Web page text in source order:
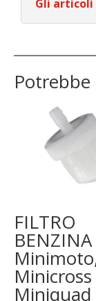
Gli articoli
FILTRO
Minicross
Miniquad